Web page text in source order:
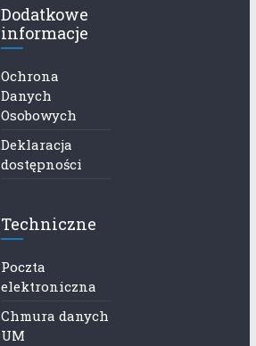
Dodatkowe
informacje
Ochrona
Danych
Osobowych
Deklaracja
dostępności
Techniczne
Poczta
elektroniczna
Chmura danych
UM